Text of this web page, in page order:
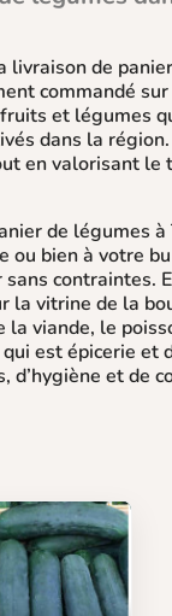
livraison de
commandé
et légumes
dans la
en valorisant le
de légumes
ou bien à votre
contraintes.
la vitrine de la
la viande, le
est épicerie et
d’hygiène et de